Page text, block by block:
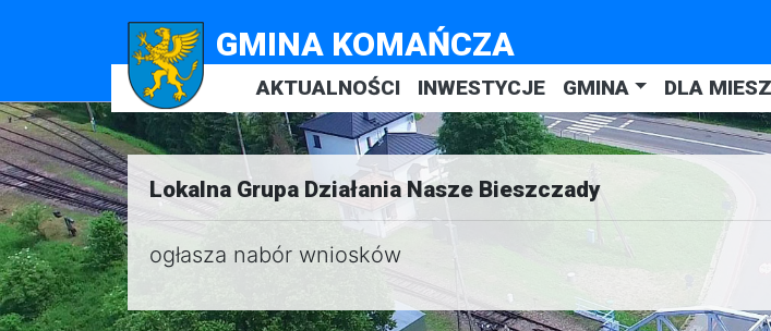
GMINA KOMAŃCZA
AKTUALNOŚCI INWESTYCJE GMINA DLA
Lokalna Grupa Działania Nasze Bieszczady
ogłasza nabór wniosków